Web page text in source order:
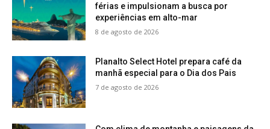
férias e impulsionam a busca por
experiências em alto-mar
8 de agosto de 2026
Planalto Select Hotel prepara café da
manhã especial para o Dia dos Pais
7 de agosto de 2026